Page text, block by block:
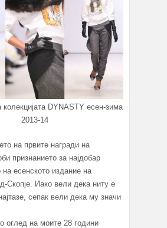
колекцијата DYNASTY есен-зима
2013-14
на првите награди на
признанието за најдобар
есенското издание на
Скопје. Иако вели дека ниту е
сепак вели дека му значи
оглед на моите 28 години